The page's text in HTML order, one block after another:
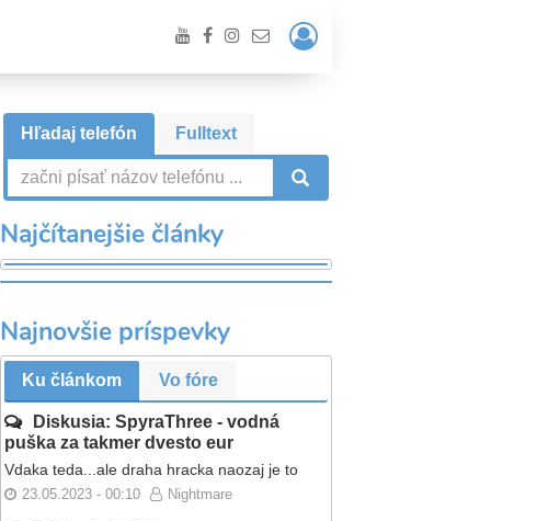
Prihlásiť
/
Registrácia
Hľadaj telefón Fulltext
Najčítanejšie články
Najnovšie príspevky
Ku článkom Vo fóre
Diskusia: SpyraThree - vodná
puška za takmer dvesto eur
Vdaka teda...ale draha hracka naozaj je to
23.05.2023 - 00:10 Nightmare